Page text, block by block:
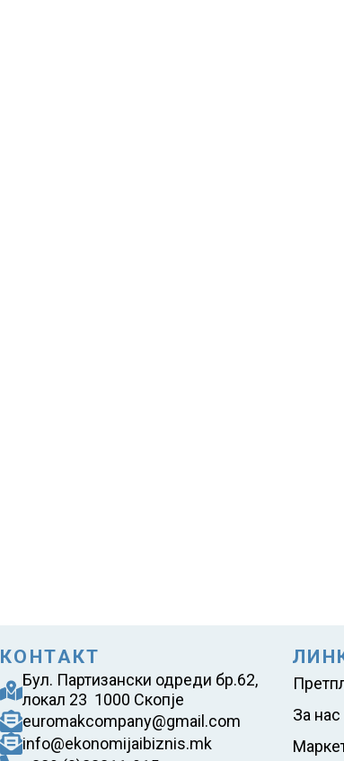
КОНТАКТ
Бул. Партизански одреди бр.62,
локал 23 1000 Скопје
euromakcompany@gmail.com
info@ekonomijaibiznis.mk
За нас